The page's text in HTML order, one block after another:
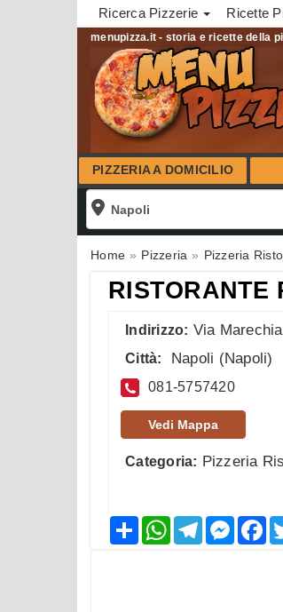
Ricerca Pizzerie Ricette
menupizza.it - storia e ricette della
PIZZERIA A DOMICILIO
Home Pizzeria Pizzeria
RISTORANTE
Indirizzo: Via
Città: Napoli (Napoli)
081-5757420
Vedi Mappa
Categoria: Pizzeria
CondividiWhatsAppTelegram